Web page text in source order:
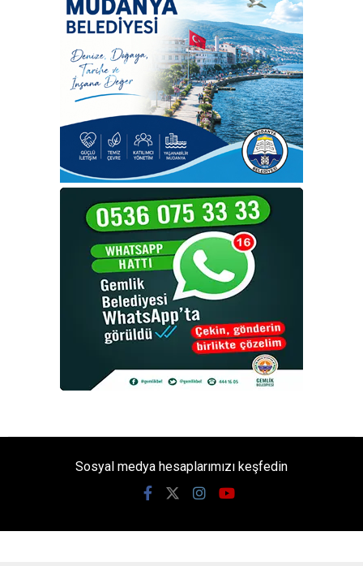
Sosyal medya hesaplarımızı keşfedin